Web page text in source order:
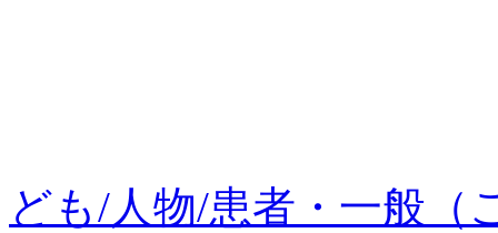
ども/人物/患者・一般（